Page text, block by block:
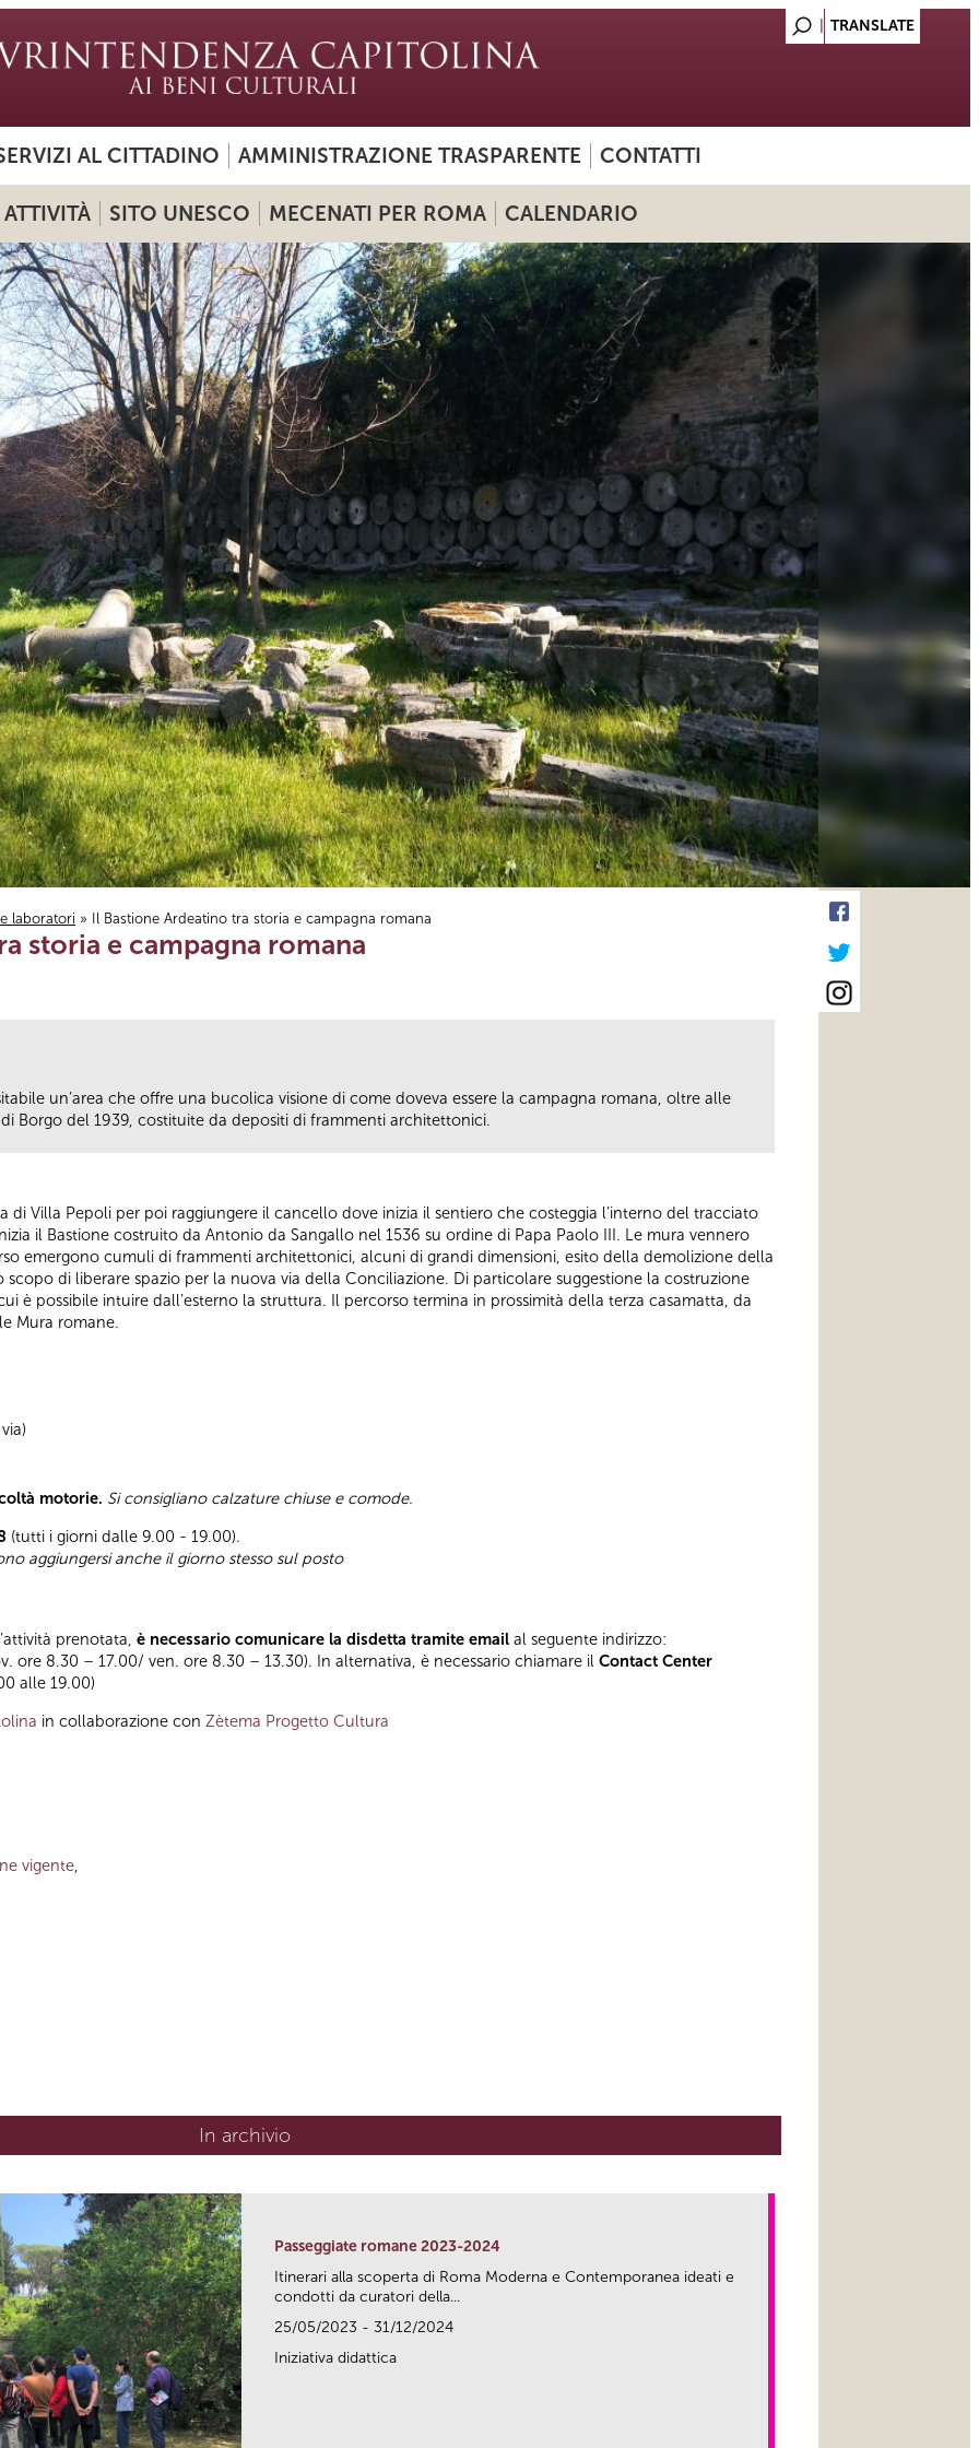
AL CITTADINO AMMINISTRAZIONE TRASPARENTE CONTATTI
ATTIVITÀ SITO UNESCO MECENATI PER ROMA CALENDARIO
laboratori » Il Bastione Ardeatino tra storia e campagna romana
storia e campagna romana
un’area che offre una bucolica visione di come doveva essere la campagna romana, oltre alle
Borgo del 1939, costituite da depositi di frammenti architettonici.
di Villa Pepoli per poi raggiungere il cancello dove inizia il sentiero che costeggia l’interno del tracciato
il Bastione costruito da Antonio da Sangallo nel 1536 su ordine di Papa Paolo III. Le mura vennero
emergono cumuli di frammenti architettonici, alcuni di grandi dimensioni, esito della demolizione della
di liberare spazio per la nuova via della Conciliazione. Di particolare suggestione la costruzione
è possibile intuire dall’esterno la struttura. Il percorso termina in prossimità della terza casamatta, da
Mura romane.
motorie. Si consigliano calzature chiuse e comode.
(tutti i giorni dalle 9.00 - 19.00).
aggiungersi anche il giorno stesso sul posto
prenotata, è necessario comunicare la disdetta tramite email al seguente indirizzo:
ore 8.30 – 17.00/ ven. ore 8.30 – 13.30). In alternativa, è necessario chiamare il Contact Center
alle 19.00)
in collaborazione con Zètema Progetto Cultura
vigente,
In archivio
Passeggiate romane 2023-2024
Itinerari alla scoperta di Roma Moderna e Contemporanea ideati e
condotti da curatori della...
25/05/2023 - 31/12/2024
Iniziativa didattica